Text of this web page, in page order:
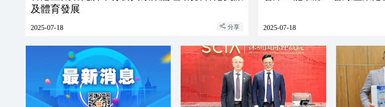
及體育發展
2025-07-18 分享 2025-07-18